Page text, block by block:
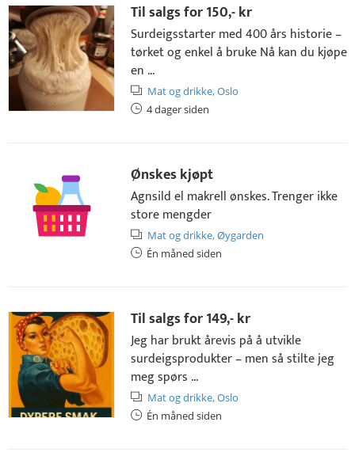
Til salgs for150,- kr
Surdeigsstarter med 400 års historie –
tørket og enkel å bruke Nå kan du kjøpe
en ...
Mat og drikke,Oslo
4 dager siden
Ønskes kjøpt
Agnsild el makrell ønskes. Trenger ikke
store mengder
Mat og drikke,Øygarden
Én måned siden
Til salgs for149,- kr
Jeg har brukt årevis på å utvikle
surdeigsprodukter – men så stilte jeg
meg spørs ...
Mat og drikke,Oslo
Én måned siden